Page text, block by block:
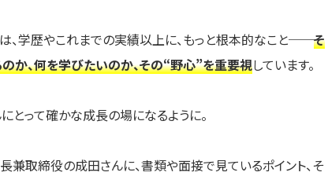
、学歴やこれまでの実績以上に、もっと根本的なこと──そ
か、何を学びたいのか、その“野心”を重要視しています。
とって確かな成長の場になるように。
取締役の成田さんに、書類や面接で見ているポイント、そ